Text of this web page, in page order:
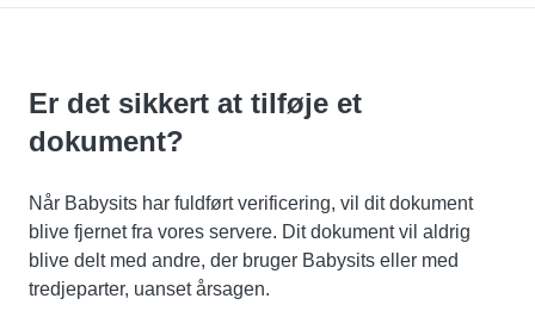
Er det sikkert at tilføje et
dokument?
Når Babysits har fuldført verificering, vil dit dokument
blive fjernet fra vores servere. Dit dokument vil aldrig
blive delt med andre, der bruger Babysits eller med
tredjeparter, uanset årsagen.